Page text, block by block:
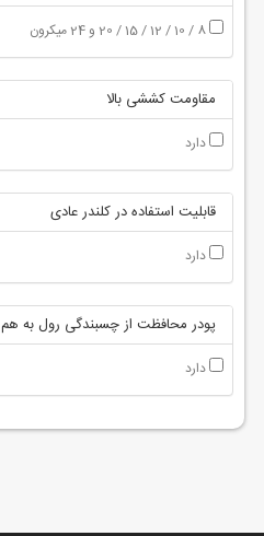
8 / 10 / 12 / 15 / 20 و 24 میکرون
مقاومت کششی بالا
دارد
قابلیت استفاده در کلندر عادی
دارد
پودر محافظت از چسبندگی رول به هم
دارد